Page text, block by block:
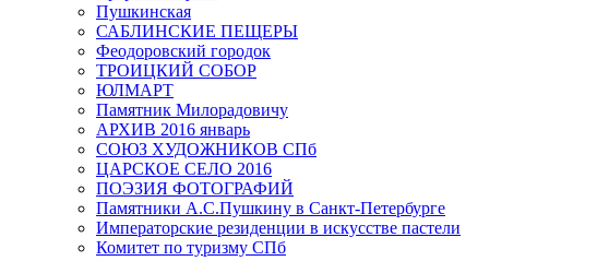
Пушкинская
САБЛИНСКИЕ ПЕЩЕРЫ
Феодоровский городок
ТРОИЦКИЙ СОБОР
ЮЛМАРТ
Памятник Милорадовичу
АРХИВ 2016 январь
СОЮЗ ХУДОЖНИКОВ СПб
ЦАРСКОЕ СЕЛО 2016
ПОЭЗИЯ ФОТОГРАФИЙ
Памятники А.С.Пушкину в Санкт-Петербурге
Императорские резиденции в искусстве пастели
Комитет по туризму СПб